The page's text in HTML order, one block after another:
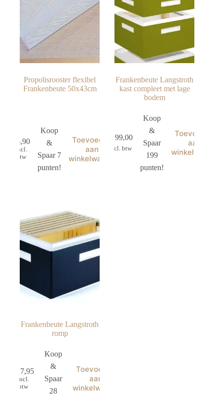
productpagina
Propolisrooster flexibel
Frankenbeute 50x43cm
6,90
incl.
btw
Koop
&
Spaar 7
punten!
Toevoegen
aan
winkelwagen
Frankenbeute Langstroth
kast compleet met lage
bodem
199,00
incl. btw
Koop
&
Spaar
199
punten!
Toevoegen
aan
winkelwagen
Frankenbeute Langstroth
romp
27,95
incl.
btw
Koop
&
Spaar
28
Toevoegen
aan
winkelwagen